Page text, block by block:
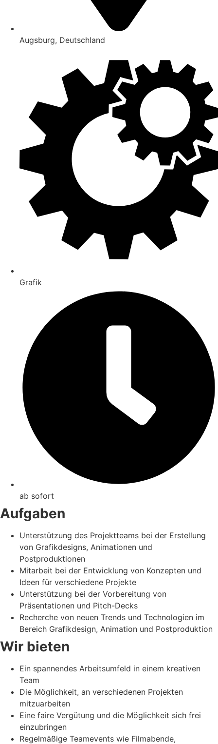
Augsburg, Deutschland
Grafik
ab sofort
Aufgaben
Unterstützung des Projektteams bei der Erstellung
von Grafikdesigns, Animationen und
Postproduktionen
Mitarbeit bei der Entwicklung von Konzepten und
Ideen für verschiedene Projekte
Unterstützung bei der Vorbereitung von
Präsentationen und Pitch-Decks
Recherche von neuen Trends und Technologien im
Bereich Grafikdesign, Animation und Postproduktion
Wir bieten
Ein spannendes Arbeitsumfeld in einem kreativen
Team
Die Möglichkeit, an verschiedenen Projekten
mitzuarbeiten
Eine faire Vergütung und die Möglichkeit sich frei
einzubringen
Regelmäßige Teamevents wie Filmabende,